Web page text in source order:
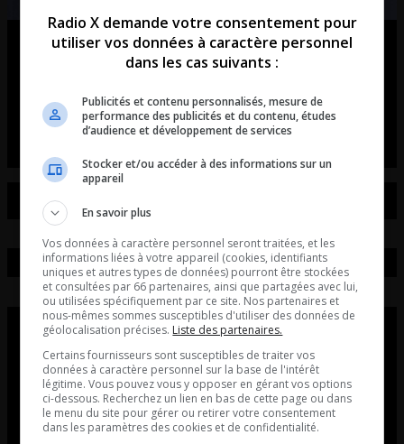
Ouellet en direct – Intégral du 07-
Ouellet en direct - Intégral du 07-08-2026
Radio X demande votre consentement pour
utiliser vos données à caractère personnel
dans les cas suivants :
Publicités et contenu personnalisés, mesure de
performance des publicités et du contenu, études
d’audience et développement de services
Stocker et/ou accéder à des informations sur un
appareil
En savoir plus
Vos données à caractère personnel seront traitées, et les
informations liées à votre appareil (cookies, identifiants
uniques et autres types de données) pourront être stockées
et consultées par 66 partenaires, ainsi que partagées avec lui,
ou utilisées spécifiquement par ce site. Nos partenaires et
nous-mêmes sommes susceptibles d'utiliser des données de
géolocalisation précises. Liste des partenaires.
Certains fournisseurs sont susceptibles de traiter vos
données à caractère personnel sur la base de l'intérêt
légitime. Vous pouvez vous y opposer en gérant vos options
ci-dessous. Recherchez un lien en bas de cette page ou dans
le menu du site pour gérer ou retirer votre consentement
dans les paramètres des cookies et de confidentialité.